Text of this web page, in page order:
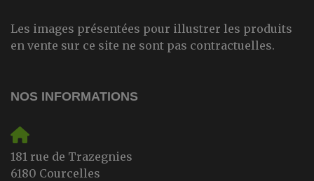
Les images présentées pour illustrer les produits
en vente sur ce site ne sont pas contractuelles.
NOS INFORMATIONS
181 rue de Trazegnies
6180 Courcelles